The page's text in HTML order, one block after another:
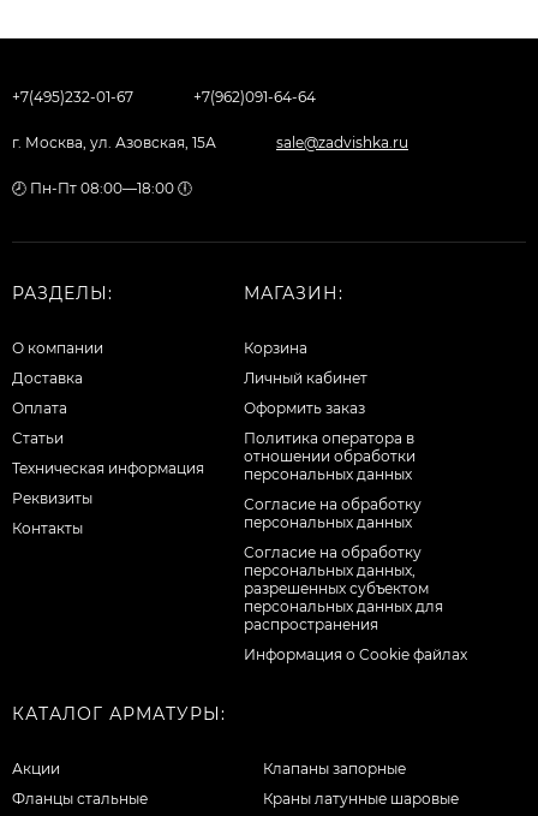
+7(495)232-01-67 +7(962)091-64-64
г. Москва, ул. Азовская, 15А sale@zadvishka.ru
🕗 Пн-Пт 08:00—18:00 🕕
РАЗДЕЛЫ:
О компании
Доставка
Оплата
Статьи
Техническая информация
Реквизиты
Контакты
МАГАЗИН:
Корзина
Личный кабинет
Оформить заказ
Политика оператора в
отношении обработки
персональных данных
Согласие на обработку
персональных данных
Cогласие на обработку
персональных данных,
разрешенных субъектом
персональных данных для
распространения
Информация о Cookie файлах
КАТАЛОГ АРМАТУРЫ:
Акции
Фланцы стальные
Клапаны запорные
Краны латунные шаровые